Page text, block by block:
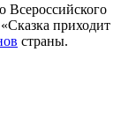
Всероссийского
приходит
страны.